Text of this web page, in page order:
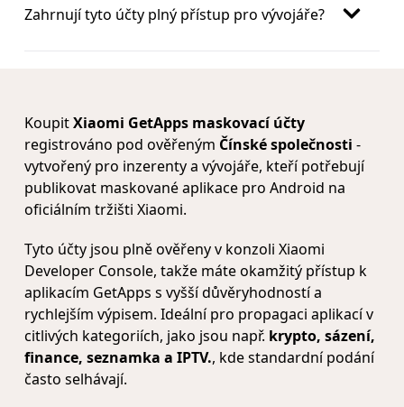
Zahrnují tyto účty plný přístup pro vývojáře?
KoupitXiaomi GetApps maskovací účty
registrováno pod ověřeným Čínské společnosti -
vytvořený pro inzerenty a vývojáře, kteří potřebují
publikovat maskované aplikace pro Android na
oficiálním tržišti Xiaomi.
Tyto účty jsou plně ověřeny v konzoli Xiaomi
Developer Console, takže máte okamžitý přístup k
aplikacím GetApps s vyšší důvěryhodností a
rychlejším výpisem. Ideální pro propagaci aplikací v
citlivých kategoriích, jako jsou např. krypto, sázení,
finance, seznamka a IPTV., kde standardní podání
často selhávají.